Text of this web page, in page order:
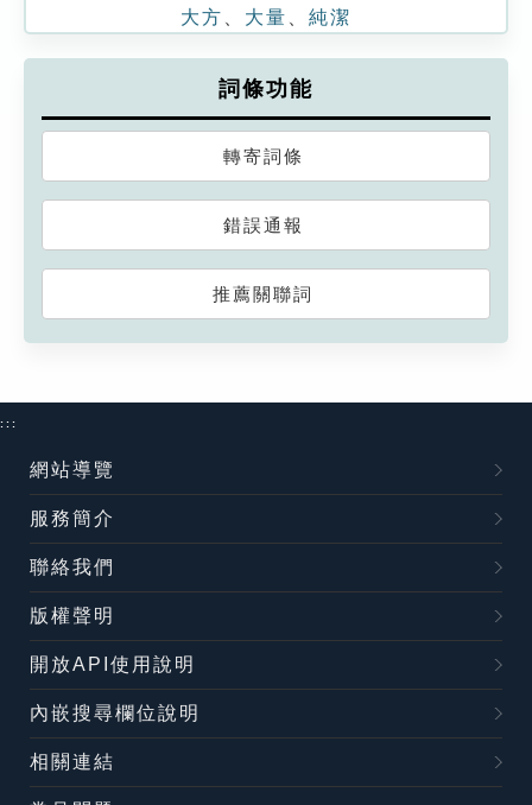
大方 大量 純潔
詞條功能
轉寄詞條
錯誤通報
推薦關聯詞
:::
網站導覽
服務簡介
聯絡我們
版權聲明
開放API使用說明
內嵌搜尋欄位說明
相關連結